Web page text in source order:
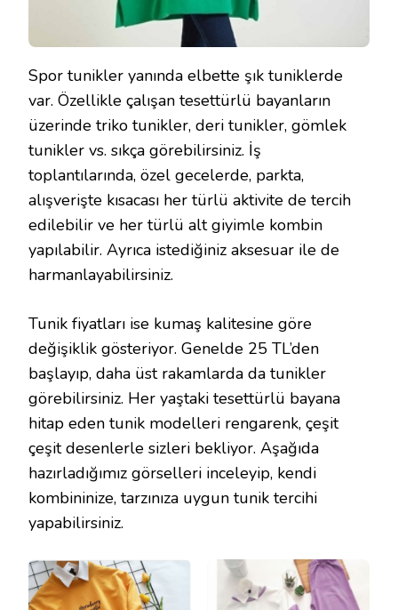
Spor tunikler yanında elbette şık tuniklerde
var. Özellikle çalışan tesettürlü bayanların
üzerinde triko tunikler, deri tunikler, gömlek
tunikler vs. sıkça görebilirsiniz. İş
toplantılarında, özel gecelerde, parkta,
alışverişte kısacası her türlü aktivite de tercih
edilebilir ve her türlü alt giyimle kombin
yapılabilir. Ayrıca istediğiniz aksesuar ile de
harmanlayabilirsiniz.
Tunik fiyatları ise kumaş kalitesine göre
değişiklik gösteriyor. Genelde 25 TL’den
başlayıp, daha üst rakamlarda da tunikler
görebilirsiniz. Her yaştaki tesettürlü bayana
hitap eden tunik modelleri rengarenk, çeşit
çeşit desenlerle sizleri bekliyor. Aşağıda
hazırladığımız görselleri inceleyip, kendi
kombininize, tarzınıza uygun tunik tercihi
yapabilirsiniz.